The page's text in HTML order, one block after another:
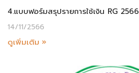
4.แบบฟอร์มสรุปรายการใช้เงิน RG 2566
14/11/2566
ดูเพิ่มเติม »